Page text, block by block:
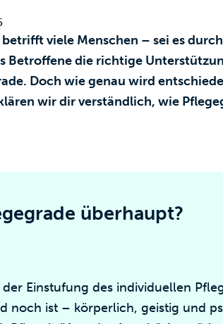
viele Menschen – sei es
Betroffene die richtige
Doch wie genau wird
wir dir verständlich, wie
überhaupt?
Einstufung des individuellen
noch ist – körperlich, geistig und